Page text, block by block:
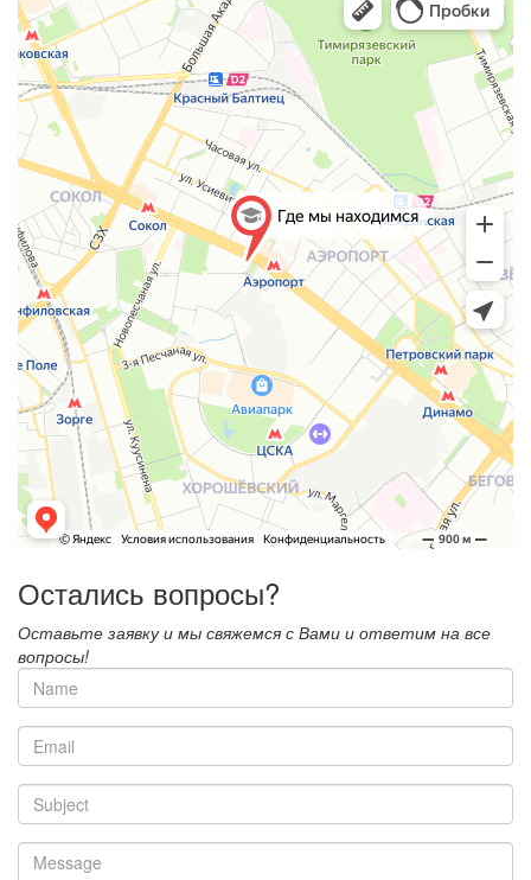
Остались вопросы?
Оставьте заявку и мы свяжемся с Вами и ответим на все
вопросы!